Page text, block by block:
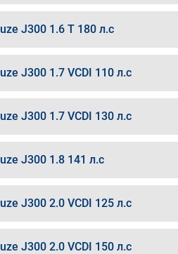
J300 1.6 T 180 л.с
J300 1.7 VCDI 110 л.с
J300 1.7 VCDI 130 л.с
J300 1.8 141 л.с
J300 2.0 VCDI 125 л.с
J300 2.0 VCDI 150 л.с